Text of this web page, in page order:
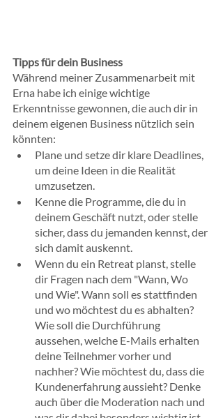
Tipps für dein Business
Während meiner Zusammenarbeit mit
Erna habe ich einige wichtige
Erkenntnisse gewonnen, die auch dir in
deinem eigenen Business nützlich sein
könnten:
Plane und setze dir klare Deadlines,
um deine Ideen in die Realität
umzusetzen.
Kenne die Programme, die du in
deinem Geschäft nutzt, oder stelle
sicher, dass du jemanden kennst, der
sich damit auskennt.
Wenn du ein Retreat planst, stelle
dir Fragen nach dem "Wann, Wo
und Wie". Wann soll es stattfinden
und wo möchtest du es abhalten?
Wie soll die Durchführung
aussehen, welche E-Mails erhalten
deine Teilnehmer vorher und
nachher? Wie möchtest du, dass die
Kundenerfahrung aussieht? Denke
auch über die Moderation nach und